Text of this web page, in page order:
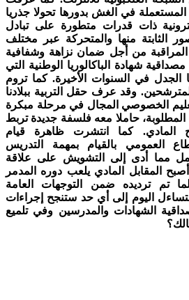
المستعملة في الغش بدورها تحولا جذريا
ذات قدرات متطورة على تبادل
الثابتة منها والمتحركة عبر مختلف
المراقبة من أجل ضمان نزاهة وشفافية
مصداقية شهادة الباكالوريا الوطنية التي
الجدل في السنوات الأخيرة. كما تروم
وقد عرف حقل التربية ببلادنا
الخصوصي المجال في مرحلة مبكرة
حاملا معه فلسفة جديدة تربط
المادي. كما انتشرت ظاهرة قيام
العمومي بالقيام بمهمة التدريس
مما أدى إلى التشويش على علاقة
المقابل المادي يلعب دوره المدمر
تم ترديده ضمن التوجهات العامة
نتساءل اليوم إلى أي حد ستنجح إجراءات
الشهادات والمدرسين وفي تلميع